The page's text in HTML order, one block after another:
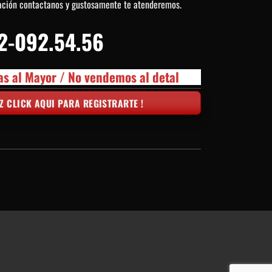
contactanos y gustosamente te atenderemos.
092.54.56
al Mayor / No vendemos al detal
CLICK AQUI PARA REGISTRARTE !